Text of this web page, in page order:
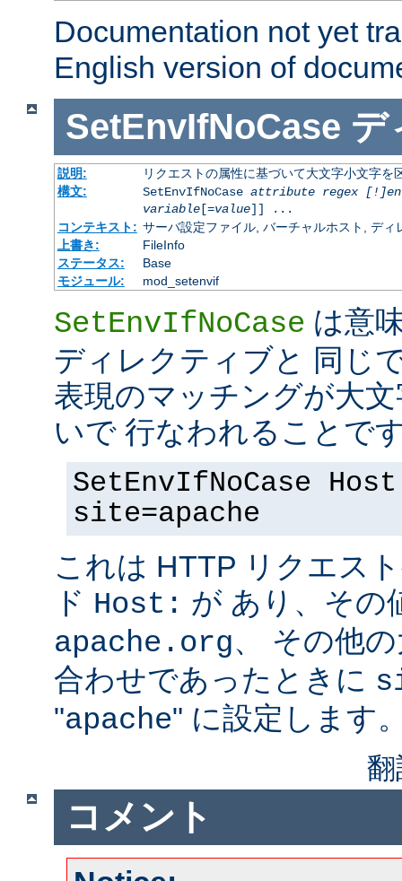
Documentation not yet
English version of
SetEnvIfNoCase デ
説明:
リクエストの属性に基づいて大文字小文字を
構文:
SetEnvIfNoCase attribute regex
variable[=value]] ...
コンテキスト: サーバ設定ファイル, バーチャルホスト, ディ
上書き:
FileInfo
ステータス:
Base
モジュール:
mod_setenvif
SetEnvIfNoCase は意
ディレクティブと 同じ
表現のマッチングが大
いで 行なわれることで
SetEnvIfNoCase
site=apache
これは HTTP リクエス
ド Host: が あり、その
apache.org、 その他
合わせであったときに
"apache" に設定します
コメント